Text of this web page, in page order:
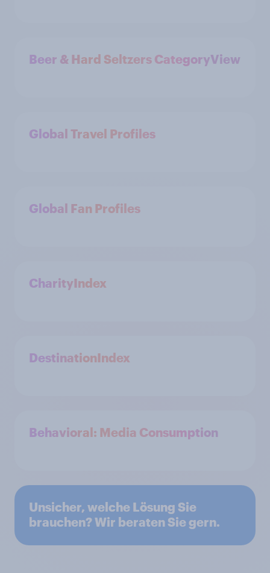
Beer & Hard Seltzers CategoryView
Global Travel Profiles
Global Fan Profiles
CharityIndex
DestinationIndex
Behavioral: Media Consumption
Unsicher, welche Lösung Sie
brauchen? Wir beraten Sie gern.